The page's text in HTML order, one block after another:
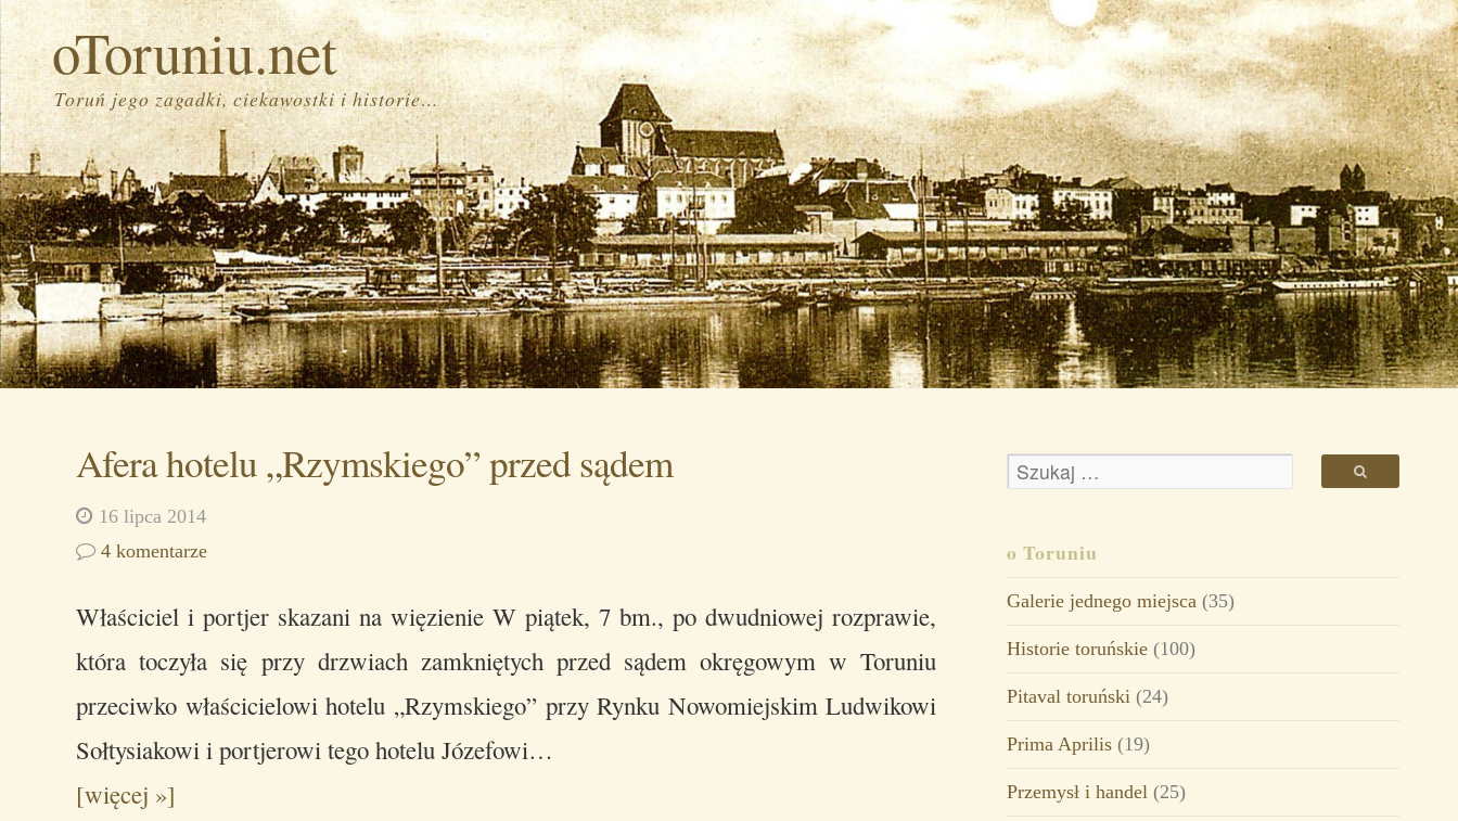
oToruniu.net
Toruń jego zagadki, ciekawostki i historie…
Afera hotelu „Rzymskiego” przed sądem
16 lipca 2014
4 komentarze
Właściciel i portjer skazani na więzienie W piątek, 7 bm., po dwudniowej rozprawie,
która toczyła się przy drzwiach zamkniętych przed sądem okręgowym w Toruniu
przeciwko właścicielowi hotelu „Rzymskiego” przy Rynku Nowomiejskim Ludwikowi
Sołtysiakowi i portjerowi tego hotelu Józefowi…
[więcej »]
o Toruniu
Galerie jednego miejsca(35)
Historie toruńskie(100)
Pitaval toruński(24)
Prima Aprilis(19)
Przemysł i handel(25)